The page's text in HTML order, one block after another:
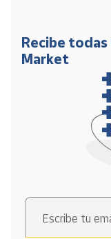
Recibe
Market
Escribe tu